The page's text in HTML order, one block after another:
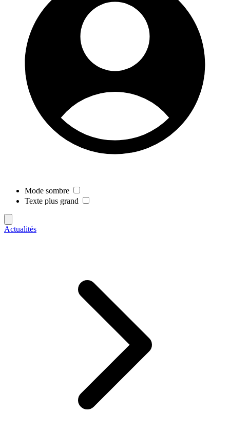
Mode sombre
Texte plus grand
Actualités